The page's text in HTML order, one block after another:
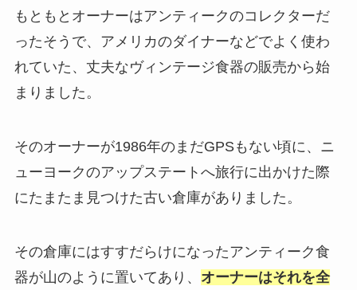
もともとオーナーはアンティークのコレクターだ
ったそうで、アメリカのダイナーなどでよく使わ
れていた、丈夫なヴィンテージ食器の販売から始
まりました。
そのオーナーが1986年のまだGPSもない頃に、ニ
ューヨークのアップステートへ旅行に出かけた際
にたまたま見つけた古い倉庫がありました。
その倉庫にはすすだらけになったアンティーク食
器が山のように置いてあり、 オーナーはそれを全